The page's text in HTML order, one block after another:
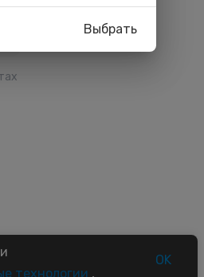
и
технологии ,
OK
Выбрать